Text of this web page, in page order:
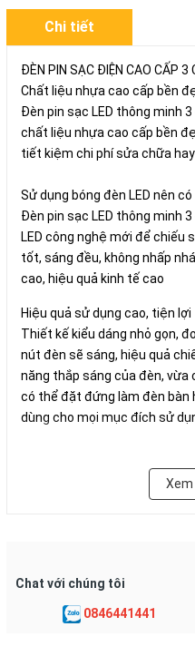
Chi tiết
ĐÈN PIN SẠC ĐIỆN CAO CẤP 3
Chất liệu nhựa cao cấp bền
Đèn pin sạc LED thông minh
chất liệu nhựa cao cấp bền
tiết kiệm chi phí sửa chữa
Sử dụng bóng đèn LED nên
Đèn pin sạc LED thông minh
LED công nghệ mới để chiếu
tốt, sáng đều, không nhấp
cao, hiệu quả kinh tế cao
Hiệu quả sử dụng cao, tiện lợi
Thiết kế kiểu dáng nhỏ gọn,
nút đèn sẽ sáng, hiệu quả
năng thắp sáng của đèn, vừa
có thể đặt đứng làm đèn bàn
dùng cho mọi mục đích sử
• Dung lượng pin: 1300mAh
• Hệ số công suất: 0,1
• Đầu vào DC: DC 5-7V 0,6A
• Thời gian sạc: 4-6h giờ
Chat với chúng tôi
0846441441